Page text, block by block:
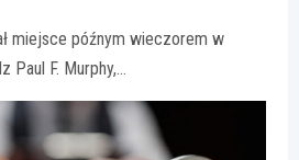
miejsce późnym wieczorem w
Paul F. Murphy,…